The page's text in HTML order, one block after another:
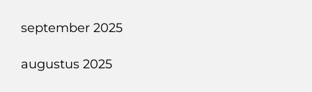
september 2025
augustus 2025